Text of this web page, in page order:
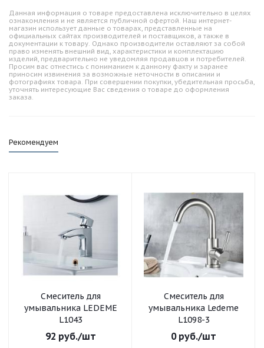
Данная информация о товаре предоставлена исключительно в целях
ознакомления и не является публичной офертой. Наш интернет-
магазин использует данные о товарах, представленные на
официальных сайтах производителей и поставщиков, а также в
документации к товару. Однако производители оставляют за собой
право изменять внешний вид, характеристики и комплектацию
изделий, предварительно не уведомляя продавцов и потребителей.
Просим вас отнестись с пониманием к данному факту и заранее
приносим извинения за возможные неточности в описании и
фотографиях товара. При совершении покупки, убедительная просьба,
уточнять интересующие Вас сведения о товаре до оформления
заказа.
Рекомендуем
Смеситель для
умывальника LEDEME
L1043
92 руб./шт
Смеситель для
умывальника Ledeme
L1098-3
0руб./шт